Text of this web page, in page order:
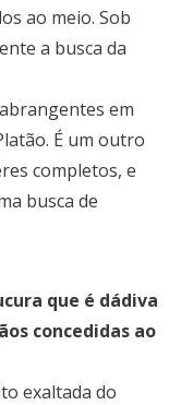
ao meio. Sob
a busca da
em
É um outro
completos, e
busca de
que é dádiva
concedidas ao
exaltada do